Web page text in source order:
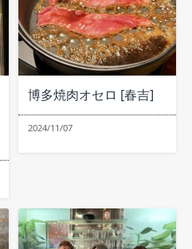
博多焼肉オセロ [春吉]
2024/11/07